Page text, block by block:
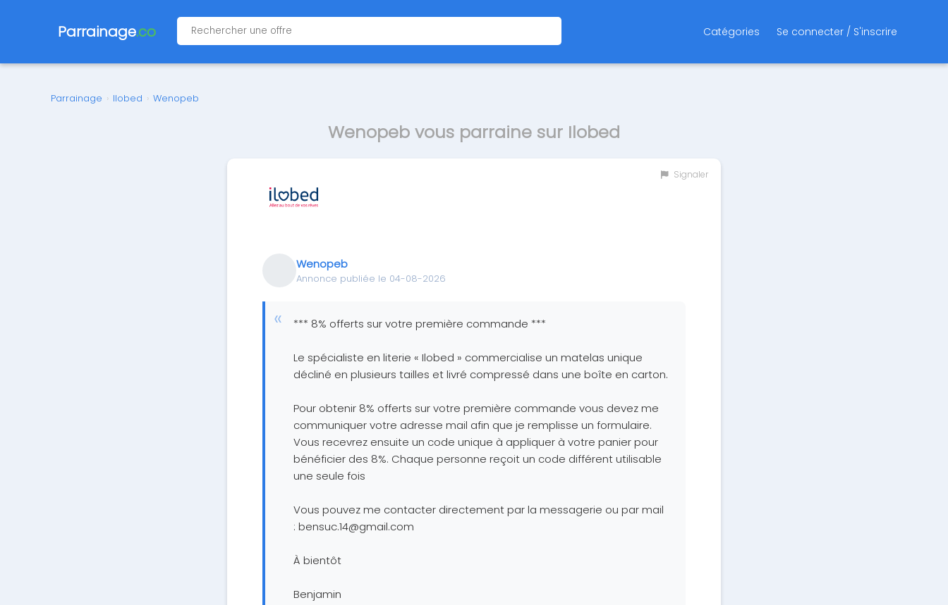
Parrainage.co Catégories Se connecter / S'inscrire
Parrainage › Ilobed › Wenopeb
Wenopeb vous parraine sur Ilobed
Signaler
Wenopeb
Annonce publiée le 04-08-2026
*** 8% offerts sur votre première commande ***
Le spécialiste en literie « Ilobed » commercialise un matelas unique
décliné en plusieurs tailles et livré compressé dans une boîte en carton.
Pour obtenir 8% offerts sur votre première commande vous devez me
communiquer votre adresse mail afin que je remplisse un formulaire.
Vous recevrez ensuite un code unique à appliquer à votre panier pour
bénéficier des 8%. Chaque personne reçoit un code différent utilisable
une seule fois
Vous pouvez me contacter directement par la messagerie ou par mail
: bensuc.14@gmail.com
À bientôt
Benjamin